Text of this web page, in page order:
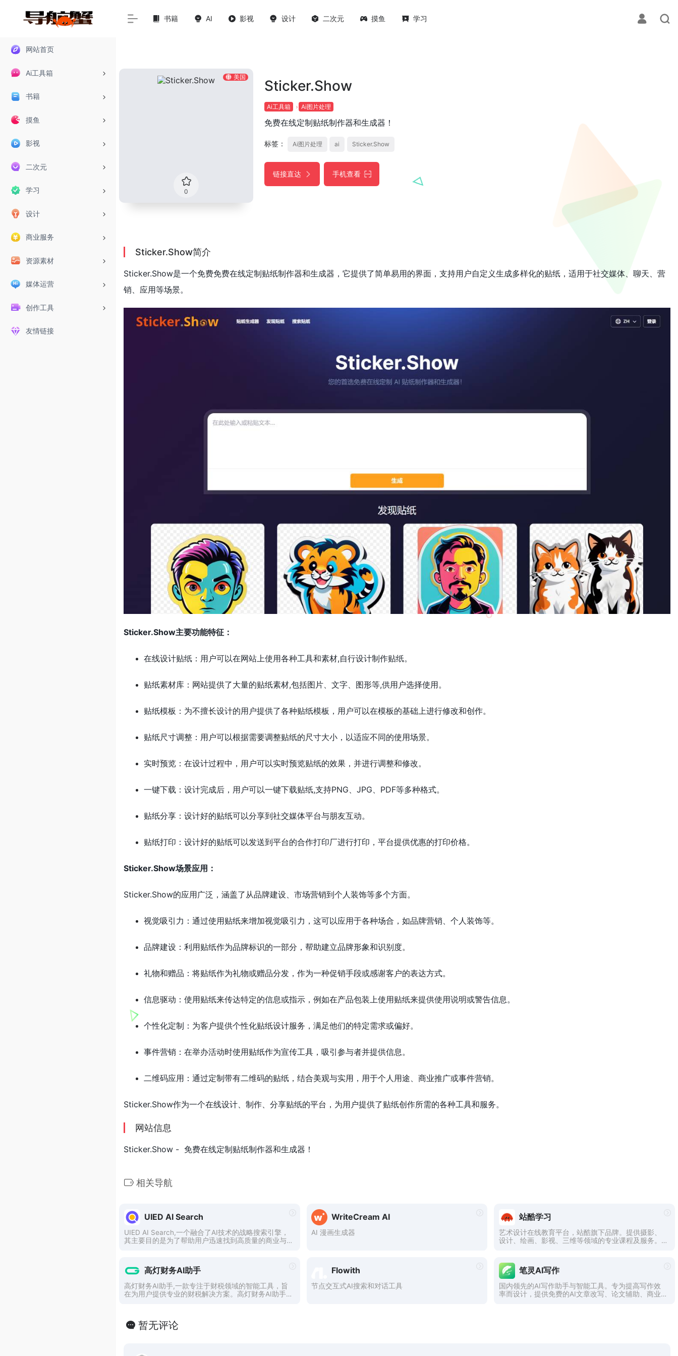
网站首页
Ai工具箱
书籍
摸鱼
影视
二次元
学习
设计
商业服务
资源素材
媒体运营
创作工具
友情链接
书籍 AI 影视 设计 二次元 摸鱼 学习
美国
0
Sticker.Show
Ai工具箱 Ai图片处理
免费在线定制贴纸制作器和生成器！
标签： Ai图片处理 ai Sticker.Show
链接直达 手机查看
Sticker.Show简介
Sticker.Show是一个免费免费在线定制贴纸制作器和生成器，它提供了简单易用的界面，支持用户自定义生成多样化的贴纸，适用于社交媒体、聊天、营
销、应用等场景。
Sticker.Show主要功能特征：
在线设计贴纸：用户可以在网站上使用各种工具和素材,自行设计制作贴纸。
贴纸素材库：网站提供了大量的贴纸素材,包括图片、文字、图形等,供用户选择使用。
贴纸模板：为不擅长设计的用户提供了各种贴纸模板，用户可以在模板的基础上进行修改和创作。
贴纸尺寸调整：用户可以根据需要调整贴纸的尺寸大小，以适应不同的使用场景。
实时预览：在设计过程中，用户可以实时预览贴纸的效果，并进行调整和修改。
一键下载：设计完成后，用户可以一键下载贴纸,支持PNG、JPG、PDF等多种格式。
贴纸分享：设计好的贴纸可以分享到社交媒体平台与朋友互动。
贴纸打印：设计好的贴纸可以发送到平台的合作打印厂进行打印，平台提供优惠的打印价格。
Sticker.Show场景应用：
Sticker.Show的应用广泛，涵盖了从品牌建设、市场营销到个人装饰等多个方面。
视觉吸引力：通过使用贴纸来增加视觉吸引力，这可以应用于各种场合，如品牌营销、个人装饰等。
品牌建设：利用贴纸作为品牌标识的一部分，帮助建立品牌形象和识别度。
礼物和赠品：将贴纸作为礼物或赠品分发，作为一种促销手段或感谢客户的表达方式。
信息驱动：使用贴纸来传达特定的信息或指示，例如在产品包装上使用贴纸来提供使用说明或警告信息。
个性化定制：为客户提供个性化贴纸设计服务，满足他们的特定需求或偏好。
事件营销：在举办活动时使用贴纸作为宣传工具，吸引参与者并提供信息。
二维码应用：通过定制带有二维码的贴纸，结合美观与实用，用于个人用途、商业推广或事件营销。
Sticker.Show作为一个在线设计、制作、分享贴纸的平台，为用户提供了贴纸创作所需的各种工具和服务。
网站信息
Sticker.Show - 免费在线定制贴纸制作器和生成器！
相关导航
UIED AI Search
UIED AI Search,一个融合了AI技术的战略搜索引擎，
其主要目的是为了帮助用户迅速找到高质量的商业与
WriteCream AI
AI 漫画生成器
站酷学习
艺术设计在线教育平台，站酷旗下品牌。提供摄影、
设计、绘画、影视、三维等领域的专业课程及服务。
罗万象的在线课程。
高灯财务AI助手
高灯财务AI助手,一款专注于财税领域的智能工具，旨
在为用户提供专业的财税解决方案。高灯财务AI助手
Flowith
节点交互式AI搜索和对话工具
笔灵AI写作
国内领先的AI写作助手与智能工具。专为提高写作效
率而设计，提供免费的AI文章改写、论文辅助、商业
暂无评论